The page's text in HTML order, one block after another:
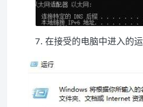
7. 在接受的电脑中进入的